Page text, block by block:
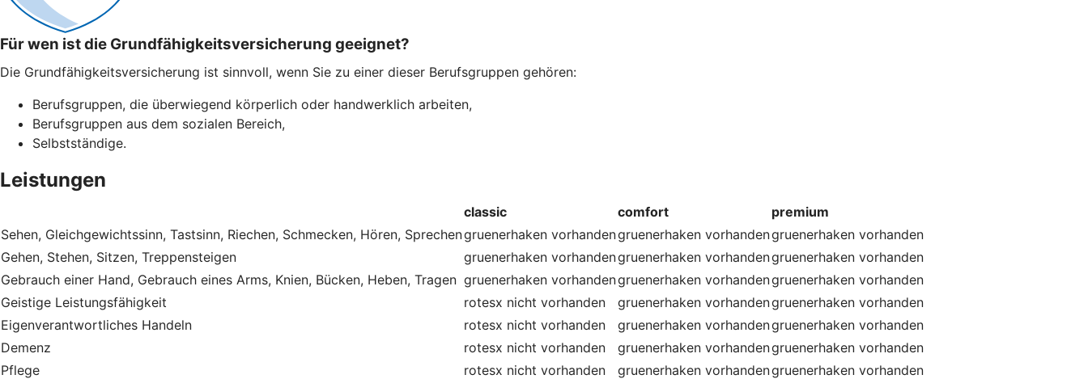
Für wen ist die Grundfähigkeitsversicherung geeignet?
Die Grundfähigkeitsversicherung ist sinnvoll, wenn Sie zu einer dieser Berufsgruppen gehören:
Berufsgruppen, die überwiegend körperlich oder handwerklich arbeiten,
Berufsgruppen aus dem sozialen Bereich,
Selbstständige.
Leistungen
classic comfort
premium
Sehen, Gleichgewichtssinn, Tastsinn, Riechen, Schmecken, Hören, Sprechengruenerhaken vorhandengruenerhaken vorhandengruenerhaken vorhanden
Gehen, Stehen, Sitzen, Treppensteigen
gruenerhaken vorhandengruenerhaken vorhandengruenerhaken vorhanden
Gebrauch einer Hand, Gebrauch eines Arms, Knien, Bücken, Heben, Tragen gruenerhaken vorhandengruenerhaken vorhandengruenerhaken vorhanden
Geistige Leistungsfähigkeit
rotesx nicht vorhanden gruenerhaken vorhandengruenerhaken vorhanden
Eigenverantwortliches Handeln
rotesx nicht vorhanden gruenerhaken vorhandengruenerhaken vorhanden
Demenz
rotesx nicht vorhanden gruenerhaken vorhandengruenerhaken vorhanden
Pflege
rotesx nicht vorhanden gruenerhaken vorhandengruenerhaken vorhanden